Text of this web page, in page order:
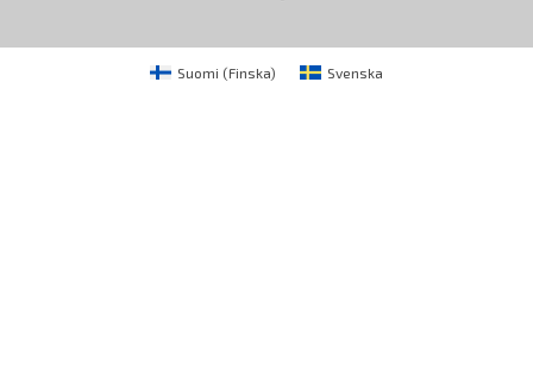
Suomi (Finska) Svenska